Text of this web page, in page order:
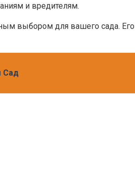
и вредителям.
выбором для вашего сада.
Сад